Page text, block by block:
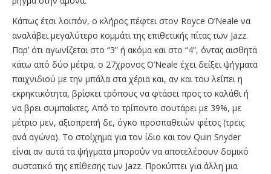
Κάπως έτσι λοιπόν, ο κλήρος πέφτει στον Royce O’Neale να
αναλάβει μεγαλύτερο κομμάτι της επιθετικής πίτας των Jazz.
Παρ’ ότι αγωνίζεται στο “3” ή ακόμα και στο “4”, όντας αισθητά
κάτω από δύο μέτρα, ο 27χρονος O’Neale έχει δείξει ψήγματα
παιχνιδιού με την μπάλα στα χέρια και, αν και του λείπει η
εκρηκτικότητα, βρίσκει τρόπους να φτάσει προς το καλάθι ή
να βρει συμπαίκτες. Από το τρίποντο σουτάρει με 39%, με
μέτριο μεν, αξιοπρεπή δε, όγκο προσπαθειών φέτος (τρεις
ανά αγώνα). Το στοίχημα για τον ίδιο και τον Quin Snyder
είναι αν αυτά τα ψήγματα μπορούν να αποτελέσουν δομικό
συστατικό της επίθεσης των Jazz. Προκύπτει για άλλη μια